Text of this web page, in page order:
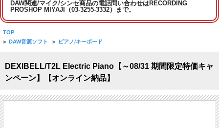
DAW関連/マイク/シンセ商品の電話問い合わせはRECORDING
PROSHOP MIYAJI（03-3255-3332）まで。
TOP
> DAW音源ソフト > ピアノ/キーボード
DEXIBELL/T2L Electric Piano【～08/31 期間限定特価キャ
ンペーン】【オンライン納品】